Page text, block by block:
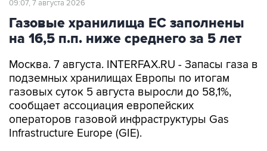
09:07, 7 августа 2026
Газовые хранилища ЕС заполнены
на 16,5 п.п. ниже среднего за 5 лет
Москва. 7 августа. INTERFAX.RU - Запасы газа в
подземных хранилищах Европы по итогам
газовых суток 5 августа выросли до 58,1%,
сообщает ассоциация европейских
операторов газовой инфраструктуры Gas
Infrastructure Europe (GIE).